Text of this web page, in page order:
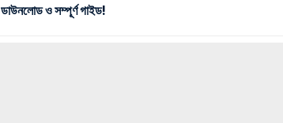
ডাউনলোড ও সম্পূর্ণ গাইড!